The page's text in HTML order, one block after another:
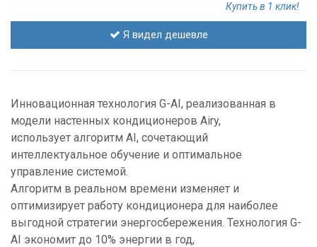
Купить в 1 клик!
Я видел дешевле
Инновационная технология G-AI, реализованная в
модели настенных кондиционеров Airy,
использует алгоритм AI, сочетающий
интеллектуальное обучение и оптимальное
управление системой.
Алгоритм в реальном времени изменяет и
оптимизирует работу кондиционера для наиболее
выгодной стратегии энергосбережения. Технология G-
AI экономит до 10% энергии в год,